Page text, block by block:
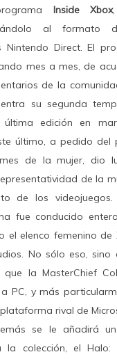
Inside Xbox
al formato
Nintendo Direct. El
mes a mes, de
de la
su segunda
edición en
último, a pedido del
de la mujer, dio
de la
de los
fue conducido
el elenco femenino de
No sólo eso, sino
que la MasterChief
PC, y más
rival de
se le añadirá
la colección, el Halo: